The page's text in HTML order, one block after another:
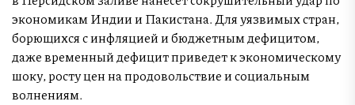
экономикам Индии и Пакистана. Для уязвимых стран,
борющихся с инфляцией и бюджетным дефицитом,
даже временный дефицит приведет к экономическому
шоку, росту цен на продовольствие и социальным
волнениям.